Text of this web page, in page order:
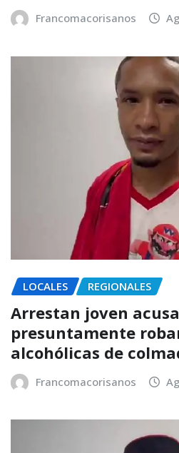
Francomacorisanos
LOCALES REGIONALES
Arrestan joven
presuntamente
alcohólicas de
Francomacorisanos